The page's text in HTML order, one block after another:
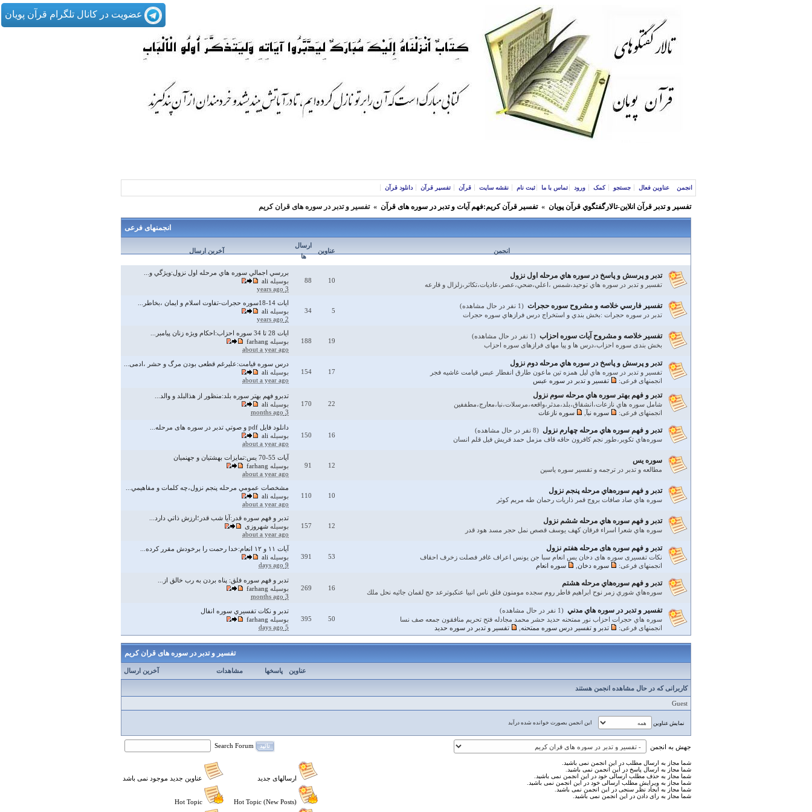
عضویت در کانال تلگرام قرآن پویان
انجمن عناوین فعال جستجو کمک ورود تماس با ما ثبت نام نقشه سایت قرآن تفسیر قرآن دانلود قرآن
تفسير و‌ تدبر قرآن انلاين-تالارگفتگوي قرآن پویان » تفسير قرآن كريم:فهم آيات و تدبر در سوره های قرآن » تفسير و تدبر در سوره های قران كريم
انجمنهای فرعی
انجمن عناوین
ارسال
ها
آخرین ارسال
تدبر و پرسش و پاسخ در سوره هاي مرحله اول نزول
تفسير و تدبر در سوره هاي توحيد،شمس ،اعلي،ضحي،عصر،عاديات،تكاثر،زلزال و قارعه
10
88
بررسي اجمالي سوره هاي مرحله اول نزول:ويژگي و...
بوسیله ali
3 years ago
تفسير فارسي خلاصه و مشروح سوره حجرات (1 نفر در حال مشاهده)
تدبر در سوره حجرات :بخش بندي و استخراج درس فرازهاي سوره حجرات
5
34
ایات 14-18سوره حجرات-تفاوت اسلام و ایمان ،بخاطر...
بوسیله ali
2 years ago
تفسير خلاصه و مشروح آیات سوره احزاب (1 نفر در حال مشاهده)
بخش بندی سوره احزاب،درس ها و پیا مهای فرازهای سوره احزاب
19
188
ایات 28 تا 34 سوره احزاب:احکام ویژه زنان پیامبر...
بوسیله farhang
about a year ago
تدبر و پرسش و پاسخ در سوره هاي مرحله دوم نزول
تفسير و تدبر در سوره هاي ليل همزه تين ماعون طارق انفطار عبس قيامت غاشيه فجر
انجمنهای فرعی:
تفسير و تدبر در سوره عبس
17
154
درس سوره قیامت:علیرغم قطعی بودن مرگ و حشر ،ادمی...
بوسیله ali
about a year ago
تدبر و فهم بهتر سوره هاي مرحله سوم نزول
شامل سوره هاي نازعات،انشقاق،بلد،مدثر،واقعه،مرسلات،نبا،معارج،مطففين
انجمنهای فرعی:
سوره نبآ, سوره نازعات
22
170
تدبرو فهم بهتر سوره بلد:منظور از هذالبلد و والد...
بوسیله ali
3 months ago
تدبر و فهم سوره هاي مرحله چهارم نزول (8 نفر در حال مشاهده)
سوره‌هاي تكوير،طور نجم كافرون حاقه قاف مزمل حمد قريش فيل قلم انسان
16
150
دانلود فایل pdf و صوتي تدبر در سوره های مرحله...
بوسیله ali
about a year ago
سوره یس
مطالعه و تدبر در ترجمه و تفسیر سوره یاسین
12
91
آیات 55-70 یس:تمایزات بهشتیان و جهنمیان
بوسیله farhang
about a year ago
تدبر و فهم سوره‌هاي مرحله پنجم نزول
سوره هاي صاد صافات بروج قمر ذاريات رحمان طه مريم كوثر
10
110
مشخصات عمومي مرحله پنجم نزول،چه كلمات و مفاهيمي...
بوسیله ali
about a year ago
تدبر و فهم سوره هاي مرحله ششم نزول
سوره هاي شعرا اسراء فرقان كهف يوسف قصص نمل حجر مسد هود قدر
12
157
تدبر و فهم سوره قدر:آيا شب قدر؛ارزش ذاتي دارد...
بوسیله شهروزی
about a year ago
تدبر و فهم سوره های مرحله هفتم نزول
نکات تفسیری سوره های دخان یس انعام سبا جن یونس اعراف غافر فصلت زخرف احقاف
انجمنهای فرعی:
سوره دخان سوره انعام
53
391
آيات ١١ و ١٢ انعام:خدا رحمت را برخودش مقرر کرده...
بوسیله ali
9 days ago
تدبر و فهم سوره‌هاي مرحله هشتم
سوره‌هاي شوري زمر نوح ابراهيم فاطر روم سجده مومنون فلق ناس انبيا عنكبوترعد حج لقمان جاثيه نحل ملك
16
269
تدبر و فهم سوره فلق: پناه بردن به رب خالق از...
بوسیله farhang
3 months ago
تفسير و تدبر در سوره هاي مدني (1 نفر در حال مشاهده)
سوره هاي حجرات احزاب نور ممتحنه حديد حشر محمد مجادله فتح تحريم منافقون جمعه صف نسا
انجمنهای فرعی:
تدبر و تفسير درس سوره ممتحنه تفسير و تدبر در سوره حدید
50
395
تدبر و نكات تفسيري سوره انفال
بوسیله farhang
5 days ago
تفسير و تدبر در سوره های قران كريم
عناوین پاسخها مشاهدات آخرین ارسال
کاربرانی که در حال مشاهده انجمن هستند
Guest
نمایش عناوین این انجمن بصورت خوانده شده درآید
Search Forum تائید جهش به انجمن
ارسالهای جدید عناوین جدید موجود نمی باشد
شما مجاز به ارسال مطلب در این انجمن نمی باشید.
شما مجاز به ارسال پاسخ در این انجمن نمی باشید.
شما مجاز به حذف مطلب ارسالی خود در این انجمن نمی باشید.
شما مجاز به ویرایش مطلب ارسالی خود در این انجمن نمی باشید.
شما مجاز به ایجاد نظر سنجی در این انجمن نمی باشید.
شما مجاز به رای دادن در این انجمن نمی باشید.